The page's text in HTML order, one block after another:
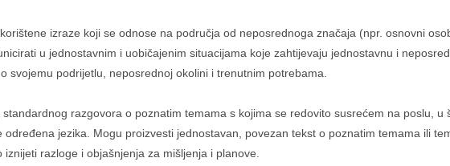
izraze koji se odnose na područja od neposrednoga značaja (npr. osnovni
u jednostavnim i uobičajenim situacijama koje zahtijevaju jednostavnu i
svojemu podrijetlu, neposrednoj okolini i trenutnim potrebama.
razgovora o poznatim temama s kojima se redovito susrećem na poslu,
jezika. Mogu proizvesti jednostavan, povezan tekst o poznatim temama ili
razloge i objašnjenja za mišljenja i planove.